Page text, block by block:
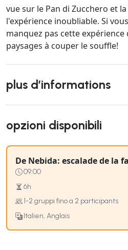
vue sur le Pan di Zucchero et
l'expérience inoubliable. Si
manquez pas cette
paysages à couper le souffle!
plus d’informations
opzioni disponibili
De Nebida: escalade de la
09:00
6h
1-2 gruppi fino a 2 participants
Italien, Anglais